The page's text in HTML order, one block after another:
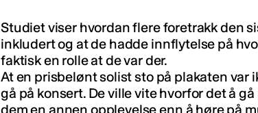
Studiet viser hvordan flere foretrakk den
inkludert og at de hadde innflytelse på
faktisk en rolle at de var der.
At en prisbelønt solist sto på plakaten var
gå på konsert. De ville vite hvorfor det å